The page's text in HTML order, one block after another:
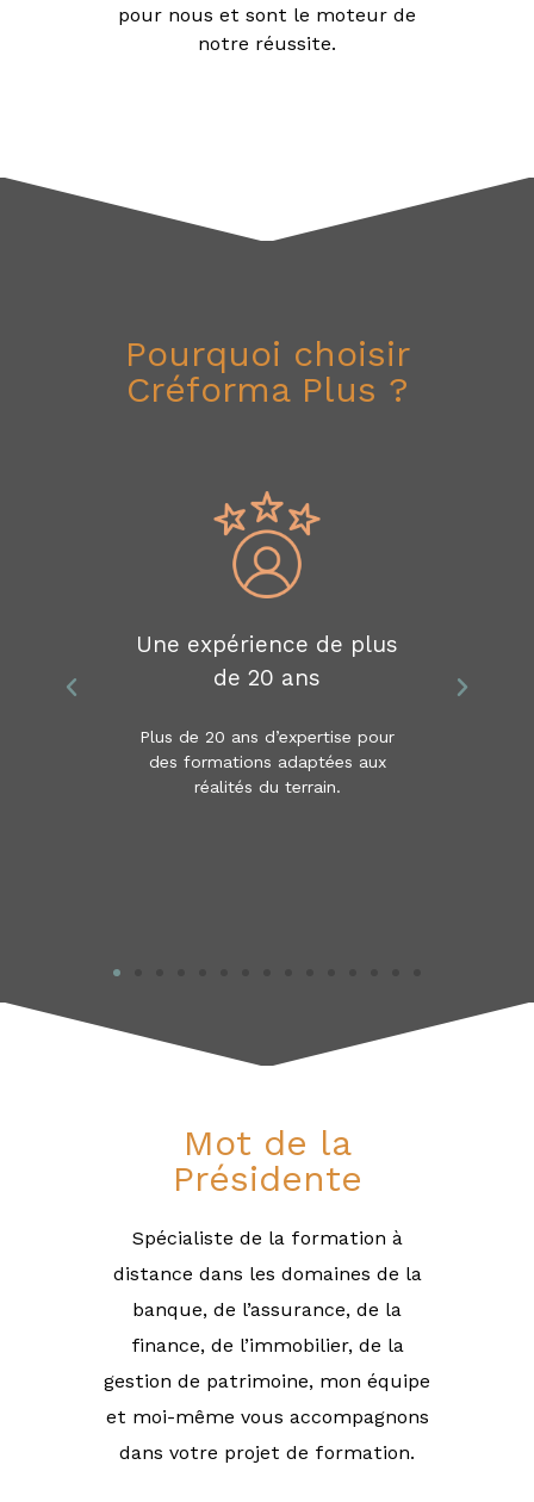
pour nous et sont le moteur de
notre réussite.
Pourquoi choisir
Créforma Plus ?
Une expérience de plus
de 20 ans
Plus de 20 ans d’expertise pour
des formations adaptées aux
réalités du terrain.
Mot de la
Présidente
Spécialiste de la formation à
distance dans les domaines de la
banque, de l’assurance, de la
finance, de l’immobilier, de la
gestion de patrimoine, mon équipe
et moi-même vous accompagnons
dans votre projet de formation.